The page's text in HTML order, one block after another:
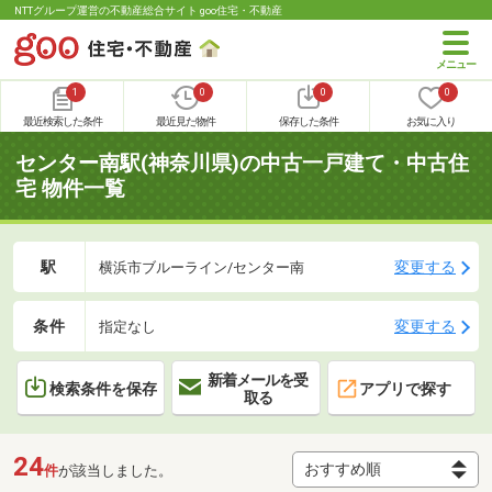
NTTグループ運営の不動産総合サイト goo住宅・不動産
1
最近検索した条件
0
最近見た物件
0
保存した条件
0
お気に入り
センター南駅(神奈川県)の中古一戸建て・中古住
宅 物件一覧
駅 横浜市ブルーライン/センター南 変更する
条件 指定なし 変更する
検索条件を保存
新着メールを受
取る
アプリで探す
24件が該当しました。